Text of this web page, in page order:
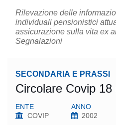
Rilevazione delle
individuali pensionistici
assicurazione sulla vita ex
Segnalazioni
SECONDARIA E PRASSI
Circolare Covip
ENTE
COVIP
ANNO
2002